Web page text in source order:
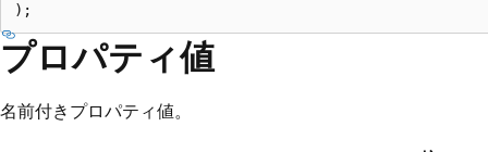
プロパティ値
名前付きプロパティ値。